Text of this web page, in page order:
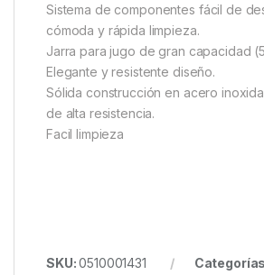
Sistema de componentes fácil de
cómoda y rápida limpieza.
Jarra para jugo de gran capacidad
Elegante y resistente diseño.
Sólida construcción en acero
de alta resistencia.
Facil limpieza
SKU:0510001431